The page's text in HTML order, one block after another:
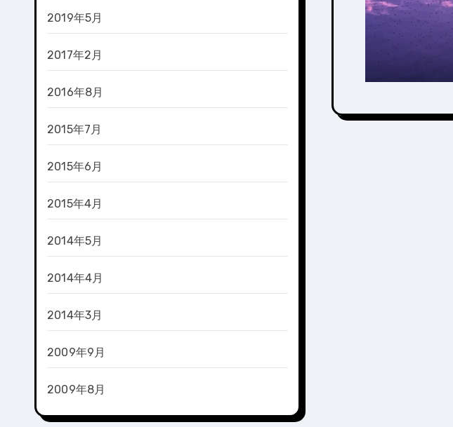
2019年5月
2017年2月
2016年8月
2015年7月
2015年6月
2015年4月
2014年5月
2014年4月
2014年3月
2009年9月
2009年8月